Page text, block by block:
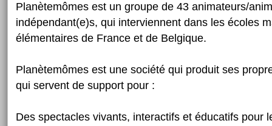
Planètemômes est un groupe de 43 animateurs/
indépendant(e)s, qui interviennent dans les écoles
élémentaires de France et de Belgique.
Planètemômes est une société qui produit ses
qui servent de support pour :
Des spectacles vivants, interactifs et éducatifs pour